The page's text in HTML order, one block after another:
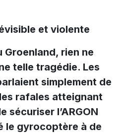
et violente
Groenland, rien ne
telle tragédie. Les
simplement de
rafales atteignant
sécuriser l’ARGON
le gyrocoptère à de